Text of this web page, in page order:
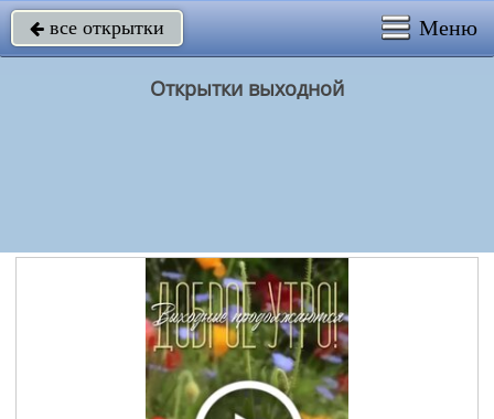
 все открытки Меню
Открытки выходной